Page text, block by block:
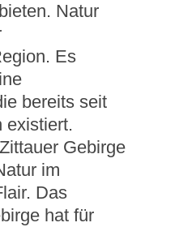
Natur
Es
bereits seit
existiert.
Gebirge
im
Das
hat für